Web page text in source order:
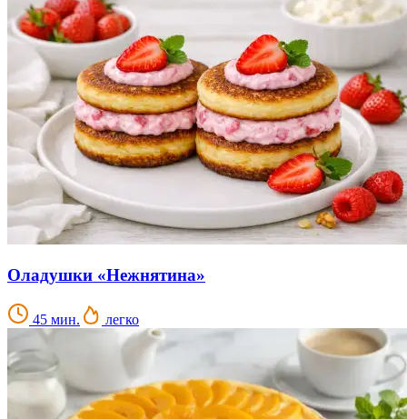
Оладушки «Нежнятина»
45 мин. легко